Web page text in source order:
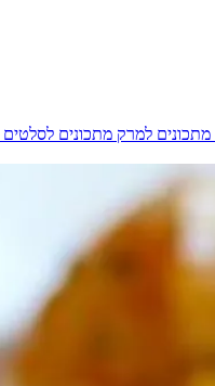
מתכונים למרק מתכונים לסלטים